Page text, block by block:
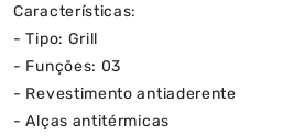
Características:
- Tipo: Grill
- Funções: 03
- Revestimento antiaderente
- Alças antitérmicas